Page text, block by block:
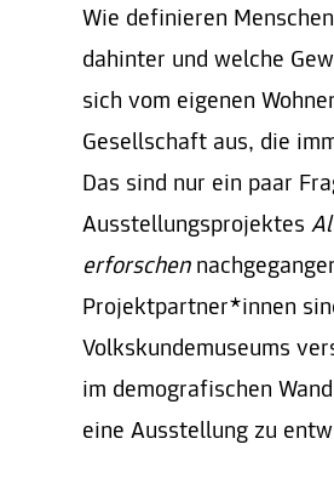
Wie definieren
dahinter und welche
sich vom eigenen
Gesellschaft aus, die
Das sind nur ein paar
Ausstellungsprojektes
erforschen
Projektpartner*innen
Volkskundemuseums
im demografischen
eine Ausstellung zu